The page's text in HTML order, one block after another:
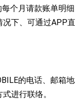
个月请款账单明细
下、可通过APP
的电话、邮箱地
进行联络。